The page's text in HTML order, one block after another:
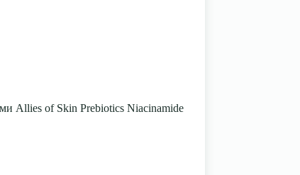
Allies of Skin Prebiotics Niacinamide